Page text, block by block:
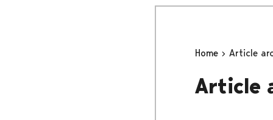
Home Article
Article